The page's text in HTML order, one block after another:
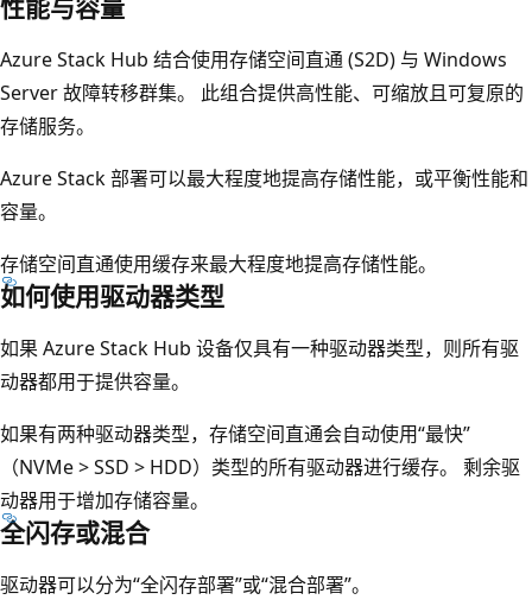
Azure Stack Hub 结合使用存储空间直通 (S2D) 与 Windows
Server 故障转移群集。 此组合提供高性能、可缩放且可复原的
存储服务。
Azure Stack 部署可以最大程度地提高存储性能，或平衡性能和
容量。
存储空间直通使用缓存来最大程度地提高存储性能。
如何使用驱动器类型
如果 Azure Stack Hub 设备仅具有一种驱动器类型，则所有驱
动器都用于提供容量。
如果有两种驱动器类型，存储空间直通会自动使用“最快”
（NVMe > SSD > HDD）类型的所有驱动器进行缓存。 剩余驱
动器用于增加存储容量。
全闪存或混合
驱动器可以分为“全闪存部署”或“混合部署”。